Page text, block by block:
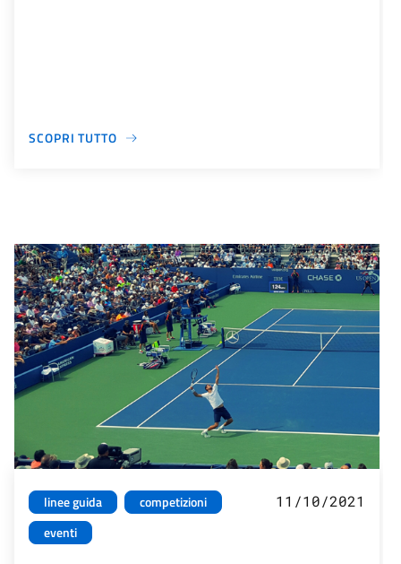
SCOPRI TUTTO
linee guida
competizioni
eventi
11/10/2021